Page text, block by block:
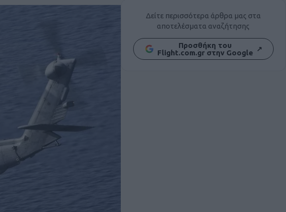
Δείτε περισσότερα άρθρα μας στα
αποτελέσματα αναζήτησης
Προσθήκη του
Flight.com.gr στην Google ↗